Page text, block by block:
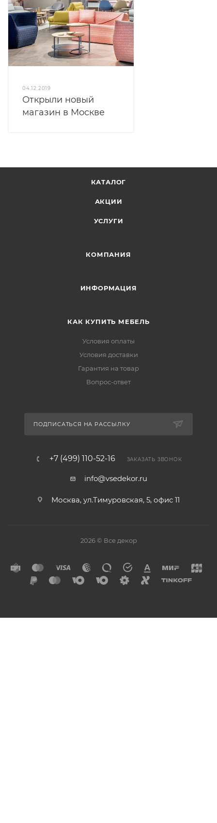
04.12.2019
Открыли новый
магазин в Москве
КАТАЛОГ
АКЦИИ
УСЛУГИ
КОМПАНИЯ
ИНФОРМАЦИЯ
КАК КУПИТЬ МЕБЕЛЬ
Условия оплаты
Условия доставки
Гарантия на товар
Вопрос-ответ
ПОДПИСАТЬСЯ НА РАССЫЛКУ
+7 (499) 110-52-16 ЗАКАЗАТЬ ЗВОНОК
info@vsedekor.ru
Москва, ул.Тимуровская, 5, офис 11
2026 © Все декор